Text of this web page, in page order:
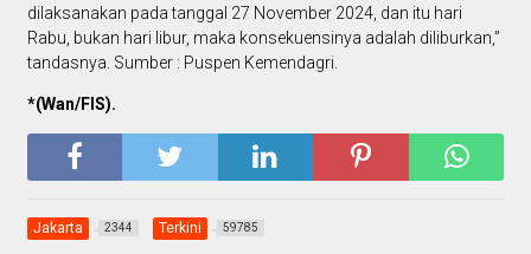
dilaksanakan pada tanggal 27 November 2024, dan itu hari
Rabu, bukan hari libur, maka konsekuensinya adalah diliburkan,”
tandasnya. Sumber : Puspen Kemendagri.
*(Wan/FIS).
Jakarta 2344 Terkini 59785